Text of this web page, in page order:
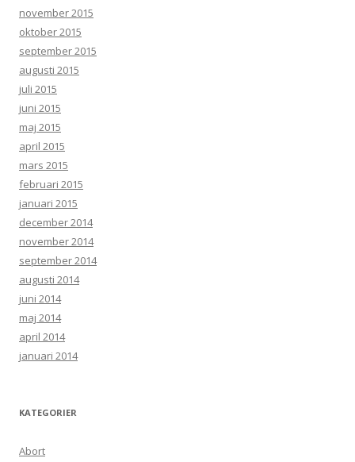
november 2015
oktober 2015
september 2015
augusti 2015
juli 2015
juni 2015
maj 2015
april 2015
mars 2015
februari 2015
januari 2015
december 2014
november 2014
september 2014
augusti 2014
juni 2014
maj 2014
april 2014
januari 2014
KATEGORIER
Abort